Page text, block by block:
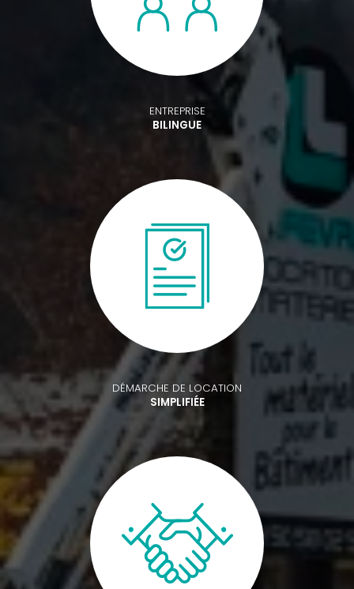
ENTREPRISE
BILINGUE
DÉMARCHE DE LOCATION
SIMPLIFIÉE